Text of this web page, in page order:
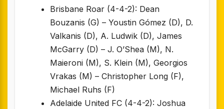
Brisbane Roar (4-4-2): Dean
Bouzanis (G) – Youstin Gómez (D), D.
Valkanis (D), A. Ludwik (D), James
McGarry (D) – J. O’Shea (M), N.
Maieroni (M), S. Klein (M), Georgios
Vrakas (M) – Christopher Long (F),
Michael Ruhs (F)
Adelaide United FC (4-4-2): Joshua